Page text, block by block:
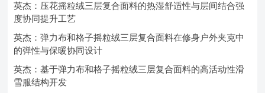
英杰：压花摇粒绒三层复合面料的热湿舒适性与层间结合强
度协同提升工艺
英杰：弹力布和格子摇粒绒三层复合面料在修身户外夹克中
的弹性与保暖协同设计
英杰：基于弹力布和格子摇粒绒三层复合面料的高活动性滑
雪服结构开发